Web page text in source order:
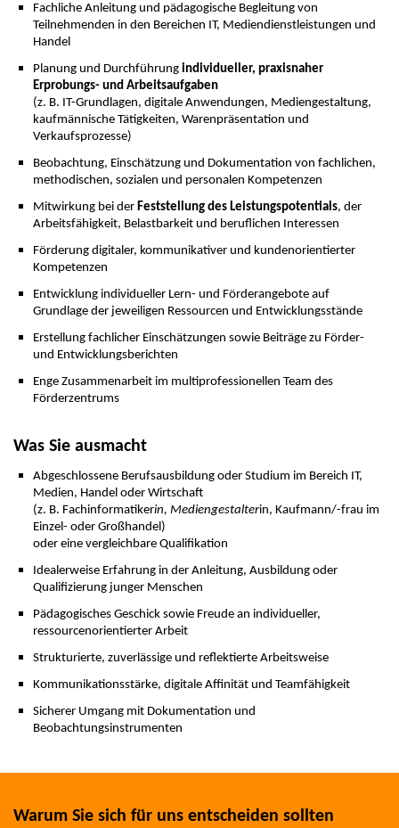
Fachliche Anleitung und pädagogische Begleitung von
Teilnehmenden in den Bereichen IT, Mediendienstleistungen und
Handel
Planung und Durchführung individueller, praxisnaher
Erprobungs- und Arbeitsaufgaben
(z. B. IT-Grundlagen, digitale Anwendungen, Mediengestaltung,
kaufmännische Tätigkeiten, Warenpräsentation und
Verkaufsprozesse)
Beobachtung, Einschätzung und Dokumentation von fachlichen,
methodischen, sozialen und personalen Kompetenzen
Mitwirkung bei der Feststellung des Leistungspotentials, der
Arbeitsfähigkeit, Belastbarkeit und beruflichen Interessen
Förderung digitaler, kommunikativer und kundenorientierter
Kompetenzen
Entwicklung individueller Lern- und Förderangebote auf
Grundlage der jeweiligen Ressourcen und Entwicklungsstände
Erstellung fachlicher Einschätzungen sowie Beiträge zu Förder-
und Entwicklungsberichten
Enge Zusammenarbeit im multiprofessionellen Team des
Förderzentrums
Was Sie ausmacht
Abgeschlossene Berufsausbildung oder Studium im Bereich IT,
Medien, Handel oder Wirtschaft
(z. B. Fachinformatikerin, Mediengestalterin, Kaufmann/-frau im
Einzel- oder Großhandel)
oder eine vergleichbare Qualifikation
Idealerweise Erfahrung in der Anleitung, Ausbildung oder
Qualifizierung junger Menschen
Pädagogisches Geschick sowie Freude an individueller,
ressourcenorientierter Arbeit
Strukturierte, zuverlässige und reflektierte Arbeitsweise
Kommunikationsstärke, digitale Affinität und Teamfähigkeit
Sicherer Umgang mit Dokumentation und
Beobachtungsinstrumenten
Warum Sie sich für uns entscheiden sollten